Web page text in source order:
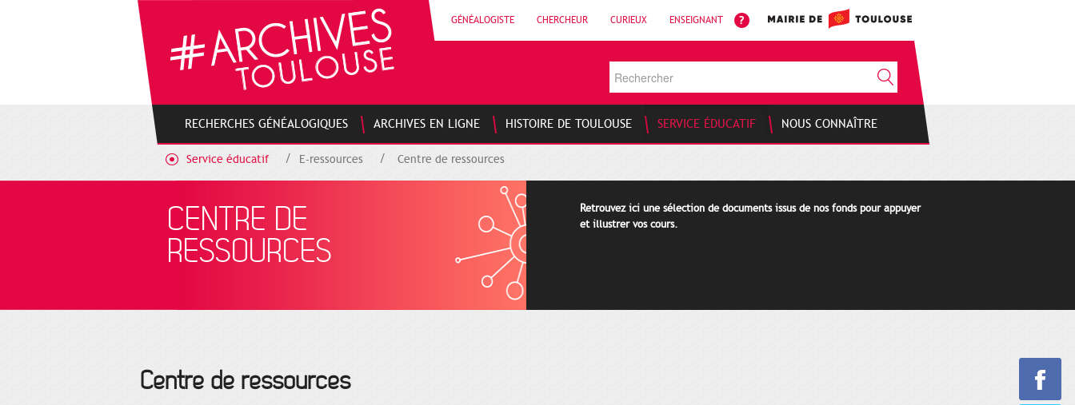
GÉNÉALOGISTE CHERCHEUR CURIEUX ENSEIGNANT
RECHERCHES GÉNÉALOGIQUES ARCHIVES EN LIGNE HISTOIRE DE TOULOUSE SERVICE ÉDUCATIF NOUS CONNAÎTRE
Service éducatif E-ressources Centre de ressources
CENTRE DE
RESSOURCES
Retrouvez ici une sélection de documents issus de nos fonds pour appuyer
et illustrer vos cours.
Centre de ressources
Gestion de vos préférences sur les cookies